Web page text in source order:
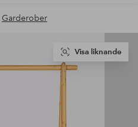
Garderober
Visa liknande